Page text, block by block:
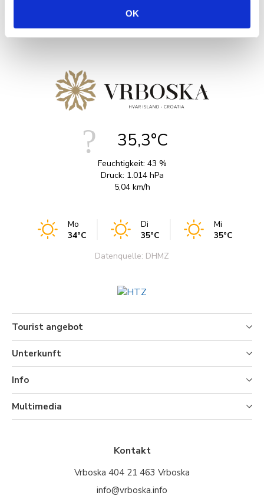
OK
35,3°C
Feuchtigkeit: 43 %
Druck: 1.014 hPa
5,04 km/h
Mo
34°C
Di
35°C
Mi
35°C
Datenquelle: DHMZ
Tourist angebot
Unterkunft
Info
Multimedia
Kontakt
Vrboska 404 21 463 Vrboska
info@vrboska.info